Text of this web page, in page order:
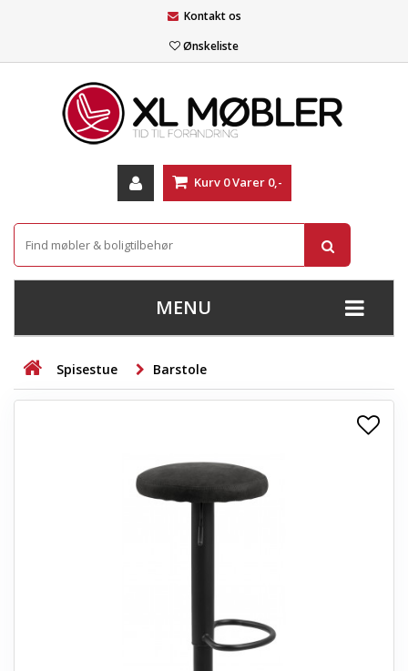
Kontakt os
Ønskeliste
Kurv 0Varer 0,-
MENU
+
STUE
+
Spisestue Barstole